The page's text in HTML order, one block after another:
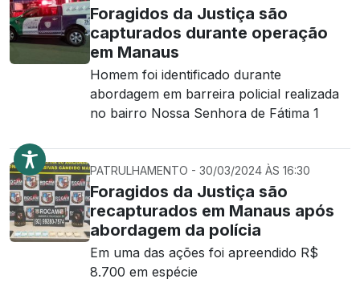
Foragidos da Justiça são
capturados durante operação
em Manaus
Homem foi identificado durante
abordagem em barreira policial realizada
no bairro Nossa Senhora de Fátima 1
PATRULHAMENTO - 30/03/2024 ÀS 16:30
Foragidos da Justiça são
recapturados em Manaus após
abordagem da polícia
Em uma das ações foi apreendido R$
8.700 em espécie